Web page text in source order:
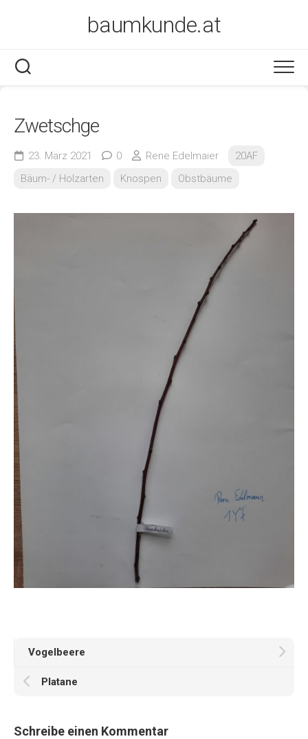
baumkunde.at
Zwetschge
23. März 2021 0 Rene Edelmaier
20AF
Bäum- / Holzarten
Knospen Obstbäume
Vogelbeere
Platane
Schreibe einen Kommentar